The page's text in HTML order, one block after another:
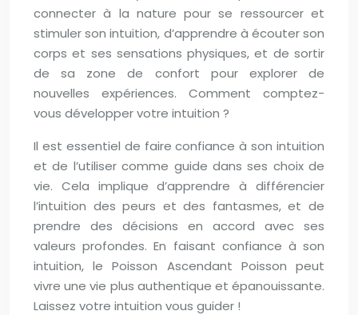
connecter à la nature pour se ressourcer et
stimuler son intuition, d’apprendre à écouter son
corps et ses sensations physiques, et de sortir
de sa zone de confort pour explorer de
nouvelles expériences. Comment comptez-
vous développer votre intuition ?
Il est essentiel de faire confiance à son intuition
et de l’utiliser comme guide dans ses choix de
vie. Cela implique d’apprendre à différencier
l’intuition des peurs et des fantasmes, et de
prendre des décisions en accord avec ses
valeurs profondes. En faisant confiance à son
intuition, le Poisson Ascendant Poisson peut
vivre une vie plus authentique et épanouissante.
Laissez votre intuition vous guider !